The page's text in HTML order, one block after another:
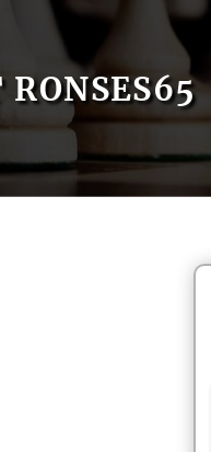
RONSES65